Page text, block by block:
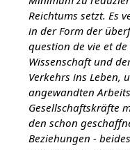
Reichtums setzt. Es
in der Form der
question de vie et
Wissenschaft und
Verkehrs ins Leben,
angewandten
Gesellschaftskräfte
den schon
Beziehungen -